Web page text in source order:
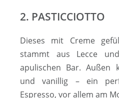
2. PASTICCIOTTO
Dieses mit Creme
stammt aus Lecce
apulischen Bar. Außen
und vanillig – ein
Espresso, vor allem am